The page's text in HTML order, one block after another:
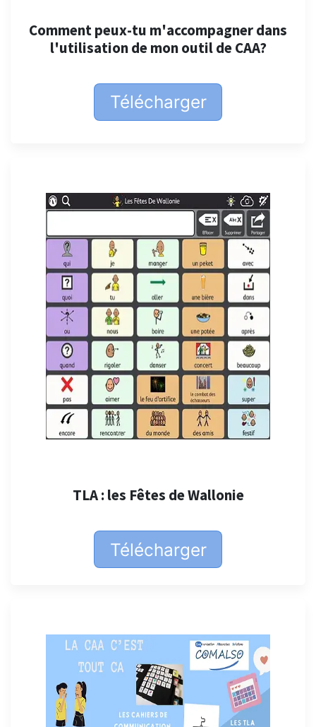
Comment peux-tu m'accompagner dans
l'utilisation de mon outil de CAA?
Télécharger
TLA : les Fêtes de Wallonie
Télécharger